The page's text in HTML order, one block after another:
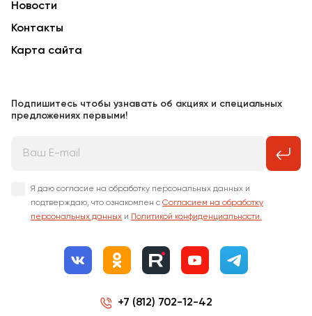
Новости
Контакты
Карта сайта
Подпишитесь чтобы узнавать об акциях и специальных
предложениях первыми!
Я даю согласие на обработку персональных данных и
подтверждаю, что ознакомлен с Согласием на обработку
персональных данных и Политикой конфиденциальности.
+7 (812) 702-12-42